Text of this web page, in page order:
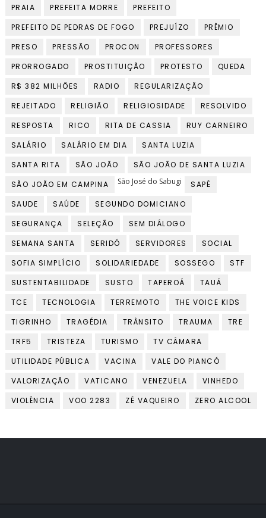
PRAIA
PREFEITA MORRE
PREFEITO
PREFEITO DE PEDRAS DE FOGO
PREJUÍZO
PRÊMIO
PRESO
PRESSÃO PROCON
PROFESSORES
PRORROGADO
PROSTITUIÇÃO PROTESTO
QUEDA
R$ 382 MILHÕES
RADIO
REGULARIZAÇÃO
REJEITADO
RELIGIÃO RELIGIOSIDADE
RESOLVIDO
RESPOSTA
RICO RITA DE CASSIA
RUY CARNEIRO
SALÁRIO
SALÁRIO EM DIA
SANTA LUZIA
SANTA RITA
SÃO JOÃO
SÃO JOÃO DE SANTA LUZIA
SÃO JOÃO EM CAMPINA
São José do Sabugi
SAPÉ
SAUDE
SAÚDE
SEGUNDO DOMICIANO
SEGURANÇA
SELEÇÃO
SEM DIÁLOGO
SEMANA SANTA
SERIDÓ SERVIDORES
SOCIAL
SOFIA SIMPLÍCIO
SOLIDARIEDADE SOSSEGO
STF
SUSTENTABILIDADE
SUSTO TAPEROÁ
TAUÁ
TCE
TECNOLOGIA TERREMOTO
THE VOICE KIDS
TIGRINHO
TRAGÉDIA TRÂNSITO TRAUMA
TRE
TRF5
TRISTEZA TURISMO
TV CÂMARA
UTILIDADE PÚBLICA
VACINA
VALE DO PIANCÓ
VALORIZAÇÃO
VATICANO VENEZUELA
VINHEDO
VIOLÊNCIA
VOO 2283 ZÉ VAQUEIRO ZERO ALCOOL